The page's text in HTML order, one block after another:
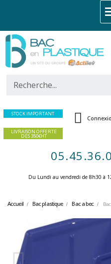
STOCK IMPORTANT
LIVRAISON OFFERTE
DES 350€HT
Du Lundi au vendredi de 8h30 à
Accueil Bac plastique Bac a bec